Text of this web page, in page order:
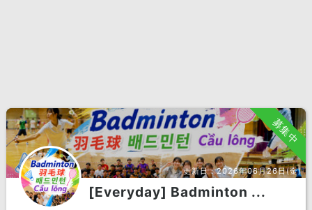
募集中
更新日：2026年06月26日(金)
[Everyday] Badminton ...